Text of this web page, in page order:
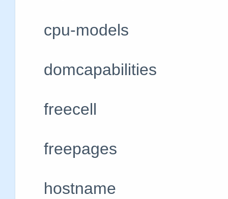
cpu-models
freecell
freepages
hostname #